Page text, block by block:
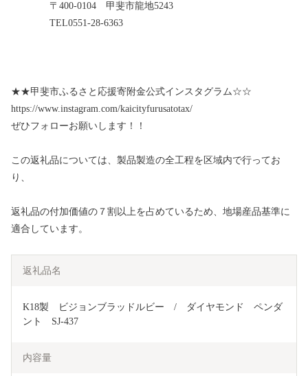
〒400‐0104 甲斐市龍地5243
TEL0551‐28‐6363
★★甲斐市ふるさと応援寄附金公式インスタグラム☆☆
https://www.instagram.com/kaicityfurusatotax/
ぜひフォローお願いします！！
この返礼品については、製品製造の全工程を区域内で行ってお
り、
返礼品の付加価値の７割以上を占めているため、地場産品基準に
適合しています。
返礼品名
K18製　ビジョンブラッドルビー　/　ダイヤモンド　ペンダ
ント　SJ-437
内容量